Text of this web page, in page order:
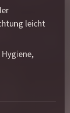
leicht